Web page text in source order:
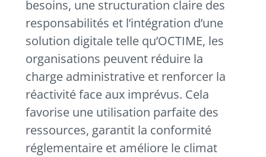
besoins, une structuration claire des
responsabilités et l’intégration d’une
solution digitale telle qu’OCTIME, les
organisations peuvent réduire la
charge administrative et renforcer la
réactivité face aux imprévus. Cela
favorise une utilisation parfaite des
ressources, garantit la conformité
réglementaire et améliore le climat